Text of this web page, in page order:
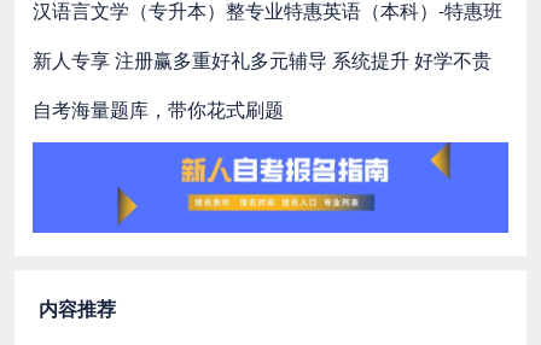
汉语言文学（专升本）整专业特惠英语（本科）-特惠班
新人专享 注册赢多重好礼多元辅导 系统提升 好学不贵
自考海量题库，带你花式刷题
内容推荐